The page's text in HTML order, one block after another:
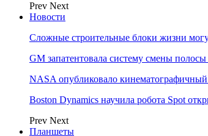
Prev Next
Новости
Сложные строительные блоки жизни
GM запатентовала систему смены полосы
NASA опубликовало
Boston Dynamics научила робота Spot
Prev Next
Планшеты